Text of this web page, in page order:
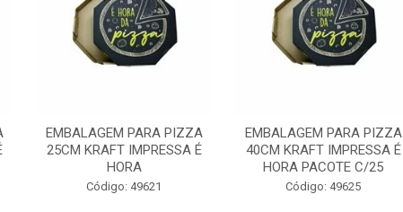
EMBALAGEM PARA PIZZA
25CM KRAFT IMPRESSA É
HORA
Código: 49621
EMBALAGEM PARA PIZZA
40CM KRAFT IMPRESSA É
HORA PACOTE C/25
Código: 49625